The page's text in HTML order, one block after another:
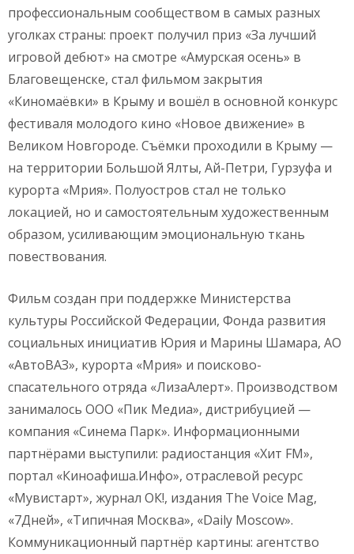
профессиональным сообществом в самых разных
уголках страны: проект получил приз «За лучший
игровой дебют» на смотре «Амурская осень» в
Благовещенске, стал фильмом закрытия
«Киномаёвки» в Крыму и вошёл в основной конкурс
фестиваля молодого кино «Новое движение» в
Великом Новгороде. Съёмки проходили в Крыму —
на территории Большой Ялты, Ай-Петри, Гурзуфа и
курорта «Мрия». Полуостров стал не только
локацией, но и самостоятельным художественным
образом, усиливающим эмоциональную ткань
повествования.
Фильм создан при поддержке Министерства
культуры Российской Федерации, Фонда развития
социальных инициатив Юрия и Марины Шамара, АО
«АвтоВАЗ», курорта «Мрия» и поисково-
спасательного отряда «ЛизаАлерт». Производством
занималось ООО «Пик Медиа», дистрибуцией —
компания «Синема Парк». Информационными
партнёрами выступили: радиостанция «Хит FM»,
портал «Киноафиша.Инфо», отраслевой ресурс
«Мувистарт», журнал ОК!, издания The Voice Mag,
«7Дней», «Типичная Москва», «Daily Moscow».
Коммуникационный партнёр картины: агентство